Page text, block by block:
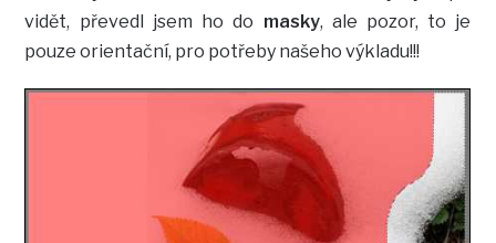
vidět, převedl jsem ho do masky, ale pozor, to je
pouze orientační, pro potřeby našeho výkladu!!!